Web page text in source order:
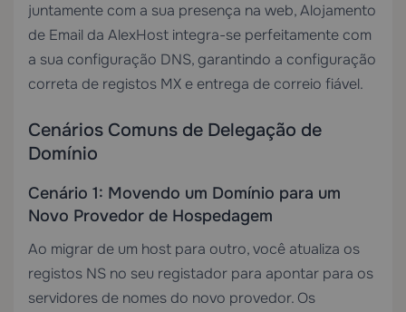
juntamente com a sua presença na web,Alojamento
de Email da AlexHost integra-se perfeitamente com
a sua configuração DNS, garantindo a configuração
correta de registos MX e entrega de correio fiável.
Cenários Comuns de Delegação de
Domínio
Cenário 1: Movendo um Domínio para um
Novo Provedor de Hospedagem
Ao migrar de um host para outro, você atualiza os
registos NS no seu registador para apontar para os
servidores de nomes do novo provedor. Os